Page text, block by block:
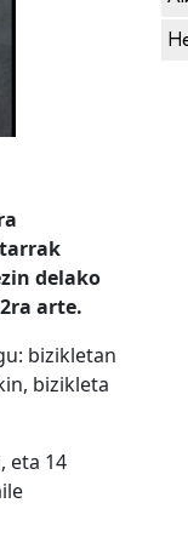
delako
arte.
bizikletan
bizikleta
eta 14